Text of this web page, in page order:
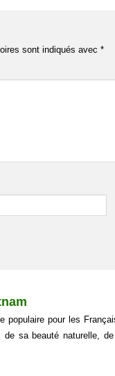
sont indiqués avec *
populaire pour les
de sa beauté naturelle,